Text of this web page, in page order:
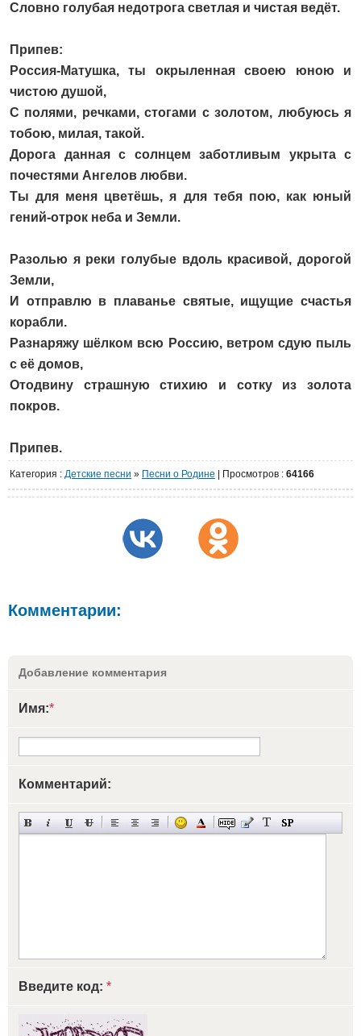
Словно голубая недотрога светлая и чистая ведёт.
Припев:
Россия-Матушка, ты окрыленная своею юною и
чистою душой,
С полями, речками, стогами с золотом, любуюсь я
тобою, милая, такой.
Дорога данная с солнцем заботливым укрыта с
почестями Ангелов любви.
Ты для меня цветёшь, я для тебя пою, как юный
гений-отрок неба и Земли.
Разолью я реки голубые вдоль красивой, дорогой
Земли,
И отправлю в плаванье святые, ищущие счастья
корабли.
Разнаряжу шёлком всю Россию, ветром сдую пыль
с её домов,
Отодвину страшную стихию и сотку из золота
покров.
Припев.
Категория : Детские песни » Песни о Родине Просмотров : 64166
Комментарии:
Добавление комментария
Имя:*
Комментарий:
Введите код: *